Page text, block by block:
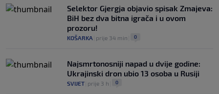
Selektor Gjergja objavio spisak Zmajeva:
BiH bez dva bitna igrača i u ovom
prozoru!
KOŠARKA prije 34 min 0
Najsmrtonosniji napad u dvije godine:
Ukrajinski dron ubio 13 osoba u Rusiji
SVIJET prije 3 h 0